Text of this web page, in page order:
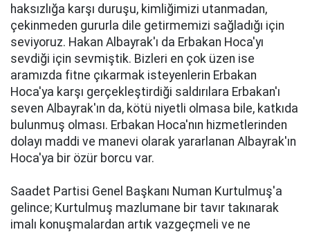
haksızlığa karşı duruşu, kimliğimizi utanmadan,
çekinmeden gururla dile getirmemizi sağladığı için
seviyoruz. Hakan Albayrak'ı da Erbakan Hoca'yı
sevdiği için sevmiştik. Bizleri en çok üzen ise
aramızda fitne çıkarmak isteyenlerin Erbakan
Hoca'ya karşı gerçekleştirdiği saldırılara Erbakan'ı
seven Albayrak'ın da, kötü niyetli olmasa bile, katkıda
bulunmuş olması. Erbakan Hoca'nın hizmetlerinden
dolayı maddi ve manevi olarak yararlanan Albayrak'ın
Hoca'ya bir özür borcu var.
Saadet Partisi Genel Başkanı Numan Kurtulmuş'a
gelince; Kurtulmuş mazlumane bir tavır takınarak
imalı konuşmalardan artık vazgeçmeli ve ne